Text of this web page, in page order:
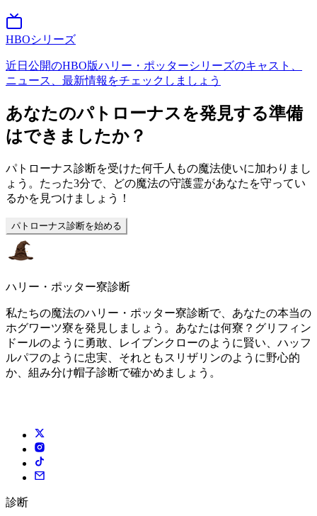
HBOシリーズ
近日公開のHBO版ハリー・ポッターシリーズのキャスト、
ニュース、最新情報をチェックしましょう
あなたのパトローナスを発見する準備
はできましたか？
パトローナス診断を受けた何千人もの魔法使いに加わりまし
ょう。たった3分で、どの魔法の守護霊があなたを守ってい
るかを見つけましょう！
パトローナス診断を始める
ハリー・ポッター寮診断
私たちの魔法のハリー・ポッター寮診断で、あなたの本当の
ホグワーツ寮を発見しましょう。あなたは何寮？グリフィン
ドールのように勇敢、レイブンクローのように賢い、ハッフ
ルパフのように忠実、それともスリザリンのように野心的
か、組み分け帽子診断で確かめましょう。
診断